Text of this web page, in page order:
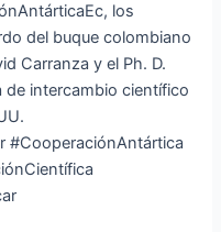
los
del buque colombiano
Carranza y el Ph. D.
de intercambio científico
#CooperaciónAntártica